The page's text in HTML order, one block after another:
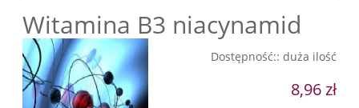
Witamina B3 niacynamid
Dostępność:: duża ilość
8,96 zł